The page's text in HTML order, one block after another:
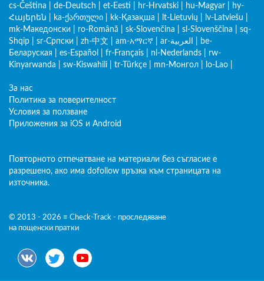
cs-Čeština
de-Deutsch et-Eesti hr-Hrvatski hu-Magyar
hy-
Հայերեն
ka-ქართული kk-Қазақша lt-Lietuvių lv-Latviešu
mk-Македонски
ro-Română sk-Slovenčina sl-Slovenščina
sq-
Shqip
sr-Српски zh-中文 am-አማርኛ ar-العربية
be-
Беларуская
es-Español fr-Français nl-Nederlands
rw-
Kinyarwanda
sw-Kiswahili tr-Türkçe mn-Монгол lo-Lao
За нас
Политика за поверителност
Условия за ползване
Приложения за iOS и Android
Повторното отпечатване на материали без съгласие е
разрешено, ако има dofollow връзка към страницата на
източника.
© 2013 - 2026 ≡ Check-Track - проследяване
на пощенски пратки